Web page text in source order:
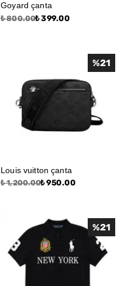
Goyard çanta
₺ 800.00₺ 399.00
Louis vuitton çanta
₺ 1,200.00₺ 950.00
%21
%21